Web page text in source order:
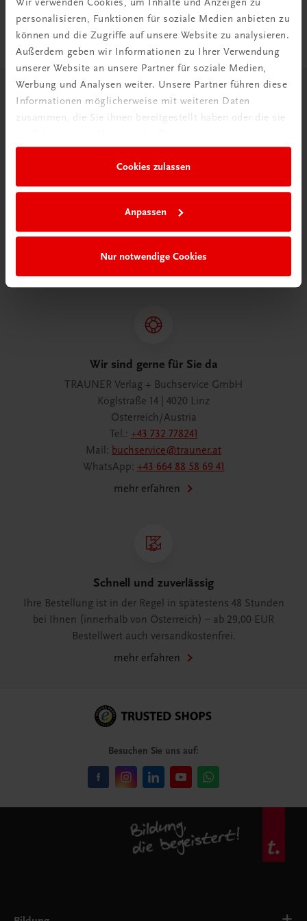
personalisieren, Funktionen für soziale Medien anbieten zu
können und die Zugriffe auf unsere Website zu analysieren.
Außerdem geben wir Informationen zu Ihrer Verwendung
unserer Website an unsere Partner für soziale Medien,
Werbung und Analysen weiter. Unsere Partner führen diese
Informationen möglicherweise mit weiteren Daten
zusammen, die Sie ihnen bereitgestellt haben oder die sie
Cookies zulassen
Anpassen
Nur notwendige Cookies
DigiBox für Lehrer/innen
Herzlich willkommen bei TRAUNER!
Wir über uns
Wir sind ein österreichisches Familienunternehmen mit
75 Mitarbeiterinnen und Mitarbeitern, die eines verbindet:
Wir sind gerne für Sie da
TRAUNER Verlag + Buchservice GmbH
Köglstraße 14 | 4020 Linz
Österreich/Austria
Tel.: +43 732 778241
Mail: buchservice@trauner.at
WhatsApp: +43 664 88 58 69 41
mehr erfahren
Schnell und zuverlässig
Ihre Bestellung ist in der Regel in spätestens 48 Stunden
bei Ihnen (innerhalb von Österreich) – ab 29,00 EUR
Bestellwert auch versandkostenfrei.
mehr erfahren
Besuchen Sie uns auf: